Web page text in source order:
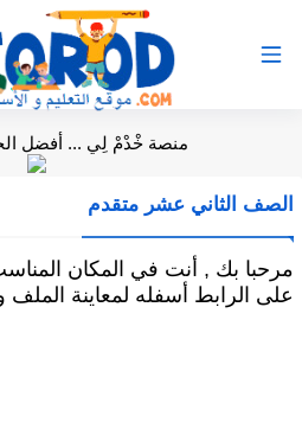
منصة خْدْمْ لِي ... أفضل
الصف الثاني عشر متقدم
مرحبا بك , أنت في المكان
على الرابط أسفله لمعاينة الملف